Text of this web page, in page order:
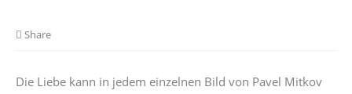
Share
Die Liebe kann in jedem einzelnen Bild von Pavel Mitkov